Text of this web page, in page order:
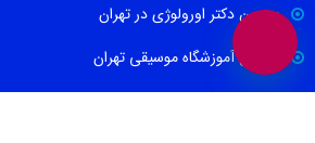
بهترین دکتر اورولوژی در تهران
بهترین آموزشگاه موسیقی تهران